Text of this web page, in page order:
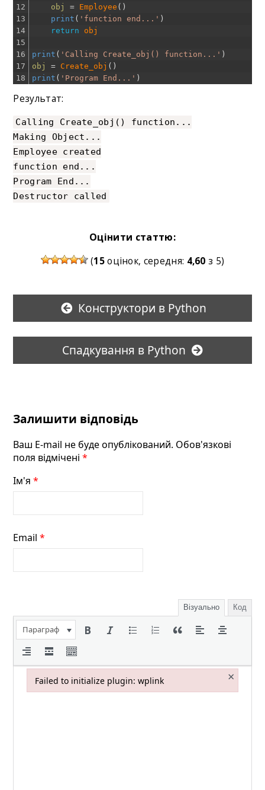
12
13
14
15
16
17
18
obj = Employee ( )
print ( 'function end...' )
return
obj
print ( 'Calling Create_obj() function...' )
obj
= Create_obj ( )
print ( 'Program End...' )
Результат:
Calling Create_obj() function...
Making Object...
Employee created
function end...
Program End...
Destructor called
Оцінити статтю:
(15оцінок, середня: 4,60 з 5)
Конструктори в Python
Спадкування в Python
Залишити відповідь
Ваш E-mail не буде опублікований. Обов'язкові
поля відмічені*
Ім'я*
Email*
Візуально Код
Параграф
Failed to initialize plugin: wplink ×
Failed to initialize plugin: wplink